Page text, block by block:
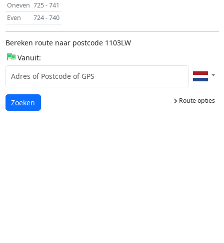
Oneven 725 - 741
Even
724 - 740
Bereken route naar postcode 1103LW
Vanuit:
Route opties
Laden...
Zoeken